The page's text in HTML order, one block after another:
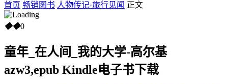
首页 畅销图书 人物传记·旅行见闻 正文
◆◆0
童年_在人间_我的大学-高尔基
azw3,epub Kindle电子书下载